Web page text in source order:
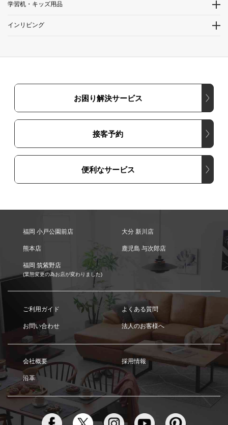
学習机・キッズ用品
インリビング
お困り解決サービス
接客予約
便利なサービス
福岡 小戸公園前店 大分 新川店
熊本店 鹿児島 与次郎店
福岡 筑紫野店
(業態変更の為お店が変わりました)
ご利用ガイド よくある質問
お問い合わせ 法人のお客様へ
会社概要 採用情報
沿革